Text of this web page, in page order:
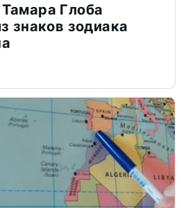
Глоба
знаков зодиака